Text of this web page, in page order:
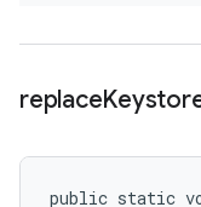
replace
public static